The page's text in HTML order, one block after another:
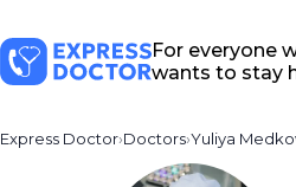
For everyone
wants to stay
Express Doctor Doctors Yuliya